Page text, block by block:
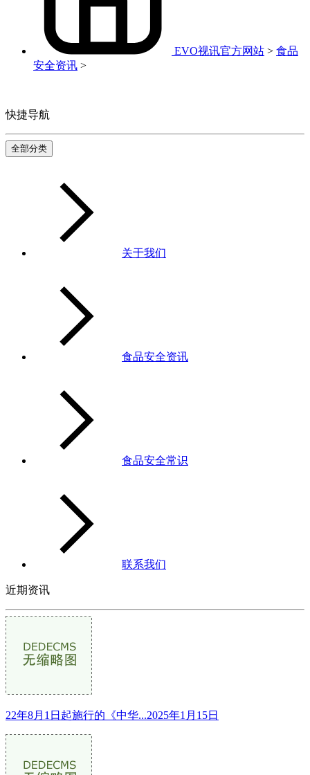
EVO视讯官方网站 > 食品
安全资讯 >
快捷导航
全部分类
关于我们
食品安全资讯
食品安全常识
联系我们
近期资讯
22年8月1日起施行的《中华...2025年1月15日